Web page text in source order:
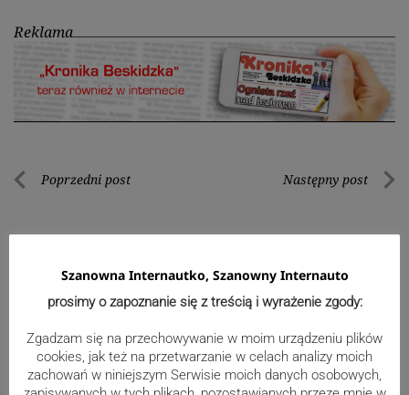
Reklama
Nawigacja
Poprzedni post Następny post
Szanowna Internautko, Szanowny Internauto
prosimy o zapoznanie się z treścią i wyrażenie zgody:
Zgadzam się na przechowywanie w moim urządzeniu plików
cookies, jak też na przetwarzanie w celach analizy moich
zachowań w niniejszym Serwisie moich danych osobowych,